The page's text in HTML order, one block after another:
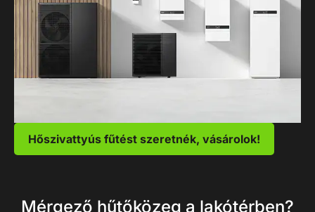
Hőszivattyús fűtést szeretnék, vásárolok!
Mérgező hűtőközeg a lakótérben?